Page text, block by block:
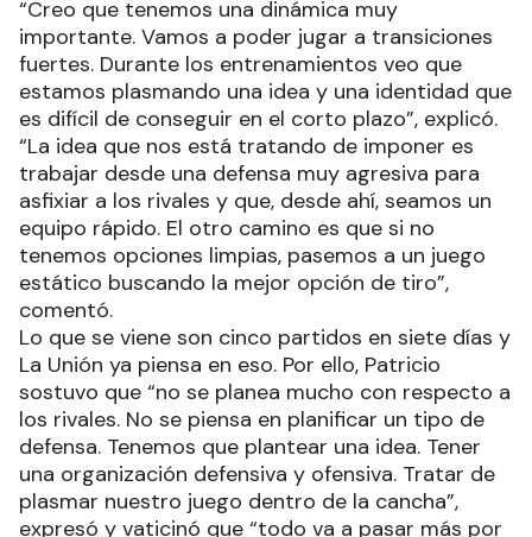
“Creo que tenemos una dinámica muy
importante. Vamos a poder jugar a transiciones
fuertes. Durante los entrenamientos veo que
estamos plasmando una idea y una identidad que
es difícil de conseguir en el corto plazo”, explicó.
“La idea que nos está tratando de imponer es
trabajar desde una defensa muy agresiva para
asfixiar a los rivales y que, desde ahí, seamos un
equipo rápido. El otro camino es que si no
tenemos opciones limpias, pasemos a un juego
estático buscando la mejor opción de tiro”,
comentó.
Lo que se viene son cinco partidos en siete días y
La Unión ya piensa en eso. Por ello, Patricio
sostuvo que “no se planea mucho con respecto a
los rivales. No se piensa en planificar un tipo de
defensa. Tenemos que plantear una idea. Tener
una organización defensiva y ofensiva. Tratar de
plasmar nuestro juego dentro de la cancha”,
expresó y vaticinó que “todo va a pasar más por